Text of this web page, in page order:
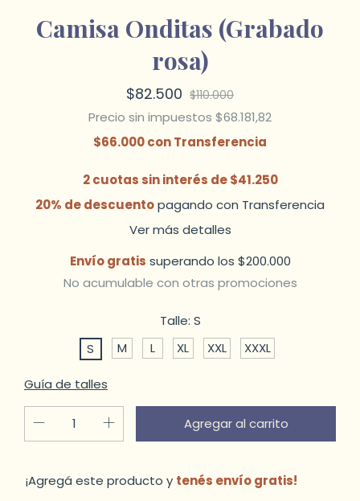
Camisa Onditas (Grabado
rosa)
$82.500 $110.000
Precio sin impuestos $68.181,82
$66.000conTransferencia
2 cuotas sin interés de$41.250
20% de descuentopagando con Transferencia
Ver más detalles
Envío gratis superando los $200.000
No acumulable con otras promociones
Talle: S
S
M L XL XXL XXXL
Guía de talles
¡Agregá este producto y tenés envío gratis!